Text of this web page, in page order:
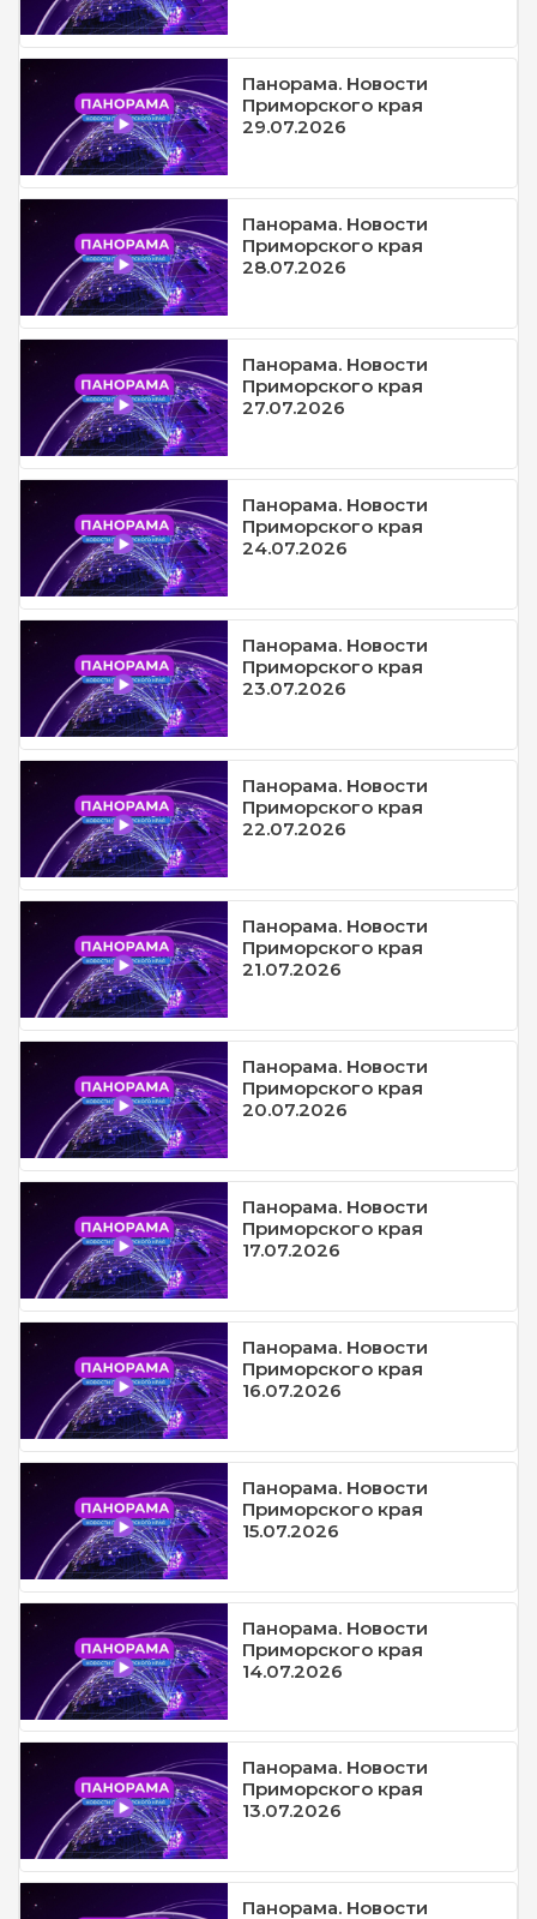
Панорама. Новости
Приморского края
29.07.2026
Панорама. Новости
Приморского края
28.07.2026
Панорама. Новости
Приморского края
27.07.2026
Панорама. Новости
Приморского края
24.07.2026
Панорама. Новости
Приморского края
23.07.2026
Панорама. Новости
Приморского края
22.07.2026
Панорама. Новости
Приморского края
21.07.2026
Панорама. Новости
Приморского края
20.07.2026
Панорама. Новости
Приморского края
17.07.2026
Панорама. Новости
Приморского края
16.07.2026
Панорама. Новости
Приморского края
15.07.2026
Панорама. Новости
Приморского края
14.07.2026
Панорама. Новости
Приморского края
13.07.2026
Панорама. Новости